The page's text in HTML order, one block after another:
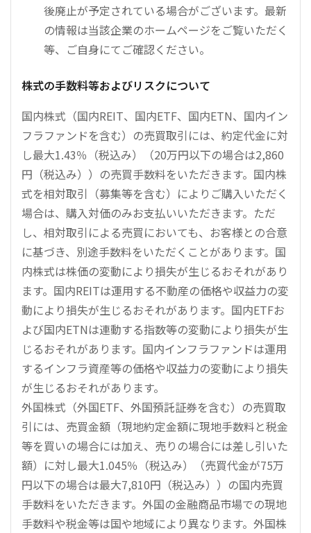
後廃止が予定されている場合がございます。最新
の情報は当該企業のホームページをご覧いただく
等、ご自身にてご確認ください。
株式の手数料等およびリスクについて
国内株式（国内REIT、国内ETF、国内ETN、国内イン
フラファンドを含む）の売買取引には、約定代金に対
し最大1.43％（税込み）（20万円以下の場合は2,860
円（税込み））の売買手数料をいただきます。国内株
式を相対取引（募集等を含む）によりご購入いただく
場合は、購入対価のみお支払いいただきます。ただ
し、相対取引による売買においても、お客様との合意
に基づき、別途手数料をいただくことがあります。国
内株式は株価の変動により損失が生じるおそれがあり
ます。国内REITは運用する不動産の価格や収益力の変
動により損失が生じるおそれがあります。国内ETFお
よび国内ETNは連動する指数等の変動により損失が生
じるおそれがあります。国内インフラファンドは運用
するインフラ資産等の価格や収益力の変動により損失
が生じるおそれがあります。
外国株式（外国ETF、外国預託証券を含む）の売買取
引には、売買金額（現地約定金額に現地手数料と税金
等を買いの場合には加え、売りの場合には差し引いた
額）に対し最大1.045％（税込み）（売買代金が75万
円以下の場合は最大7,810円（税込み））の国内売買
手数料をいただきます。外国の金融商品市場での現地
手数料や税金等は国や地域により異なります。外国株